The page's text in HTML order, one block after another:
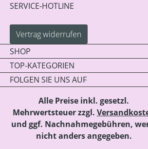
SERVICE-HOTLINE
Vertrag widerrufen
SHOP
TOP-KATEGORIEN
FOLGEN SIE UNS AUF
Alle Preise inkl. gesetzl.
Mehrwertsteuer zzgl.
und ggf. Nachnahmegebühren,
nicht anders angegeben.